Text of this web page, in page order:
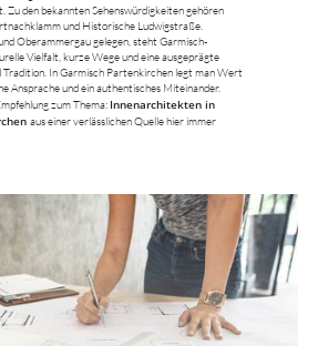
Zu den bekannten Sehenswürdigkeiten gehören
und Historische Ludwigstraße.
Oberammergau gelegen, steht Garmisch-
Vielfalt, kurze Wege und eine ausgeprägte
In Garmisch Partenkirchen legt man Wert
Ansprache und ein authentisches Miteinander.
zum Thema: Innenarchitekten in
aus einer verlässlichen Quelle hier immer